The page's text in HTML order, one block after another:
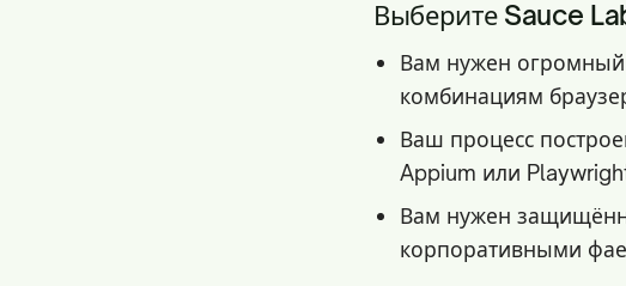
Выберите Sauce
Вам нужен огромный
комбинациям
Ваш процесс
Appium или
Вам нужен
корпоративными